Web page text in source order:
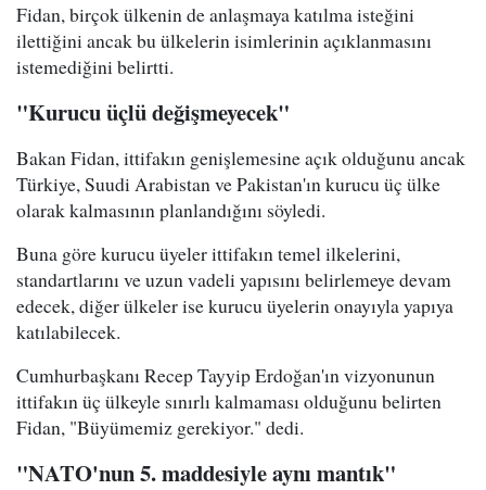
Fidan, birçok ülkenin de anlaşmaya katılma isteğini
ilettiğini ancak bu ülkelerin isimlerinin açıklanmasını
istemediğini belirtti.
"Kurucu üçlü değişmeyecek"
Bakan Fidan, ittifakın genişlemesine açık olduğunu ancak
Türkiye, Suudi Arabistan ve Pakistan'ın kurucu üç ülke
olarak kalmasının planlandığını söyledi.
Buna göre kurucu üyeler ittifakın temel ilkelerini,
standartlarını ve uzun vadeli yapısını belirlemeye devam
edecek, diğer ülkeler ise kurucu üyelerin onayıyla yapıya
katılabilecek.
Cumhurbaşkanı Recep Tayyip Erdoğan'ın vizyonunun
ittifakın üç ülkeyle sınırlı kalmaması olduğunu belirten
Fidan, "Büyümemiz gerekiyor." dedi.
"NATO'nun 5. maddesiyle aynı mantık"